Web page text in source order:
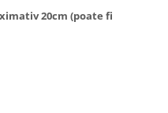
20cm (poate fi